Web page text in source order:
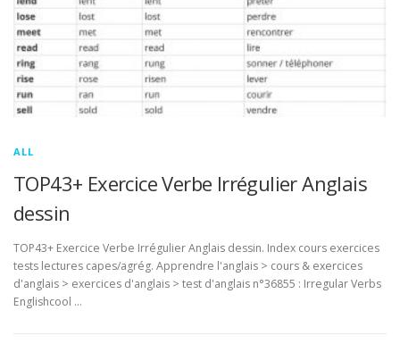
ALL
TOP43+ Exercice Verbe Irrégulier Anglais
dessin
TOP43+ Exercice Verbe Irrégulier Anglais dessin. Index cours exercices
tests lectures capes/agrég. Apprendre l'anglais > cours & exercices
d'anglais > exercices d'anglais > test d'anglais n°36855 : Irregular Verbs
Englishcool …